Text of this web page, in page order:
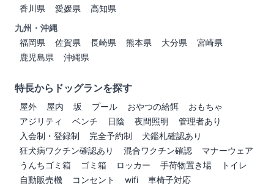
香川県
愛媛県
高知県
九州・沖縄
福岡県
佐賀県 長崎県 熊本県 大分県
宮崎県
鹿児島県
沖縄県
特長からドッグランを探す
屋外 屋内 坂 プール おやつの給餌
おもちゃ
アジリティ
ベンチ 日陰 夜間照明
管理者あり
入会制・登録制
完全予約制
犬鑑札確認あり
狂犬病ワクチン確認あり
混合ワクチン確認
マナーウェア
うんちゴミ箱
ゴミ箱 ロッカー 手荷物置き場
トイレ
自動販売機
コンセント wifi
車椅子対応